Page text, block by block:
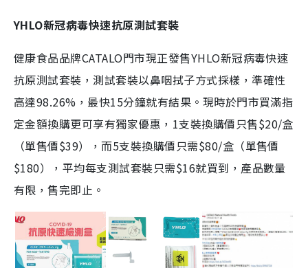
YHLO新冠病毒快速抗原測試套裝
健康食品品牌CATALO門市現正發售YHLO新冠病毒快速
抗原測試套裝，測試套裝以鼻咽拭子方式採樣，準確性
高達98.26%，最快15分鐘就有結果。現時於門市買滿指
定金額換購更可享有獨家優惠，1支裝換購價只售$20/盒
（單售價$39），而5支裝換購價只需$80/盒（單售價
$180），平均每支測試套裝只需$16就買到，產品數量
有限，售完即止。